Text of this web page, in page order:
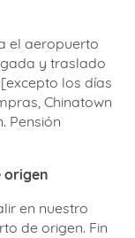
el aeropuerto
y traslado
los días
Chinatown
Pensión
origen
en nuestro
de origen. Fin